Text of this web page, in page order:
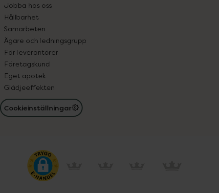
Jobba hos oss
Hållbarhet
Samarbeten
Ägare och ledningsgrupp
För leverantörer
Företagskund
Eget apotek
Glädjeeffekten
Cookieinställningar